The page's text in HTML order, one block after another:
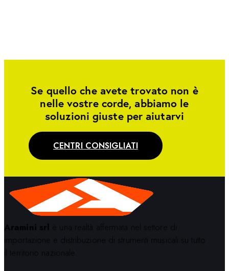
Se quello che avete trovato non è
nelle vostre corde, abbiamo le
soluzioni giuste per aiutarvi
CENTRI CONSIGLIATI
Aramini srl è una realtà affermata nel settore di
importazione e distribuzione di strumenti musicali su tutto
il territorio nazionale.